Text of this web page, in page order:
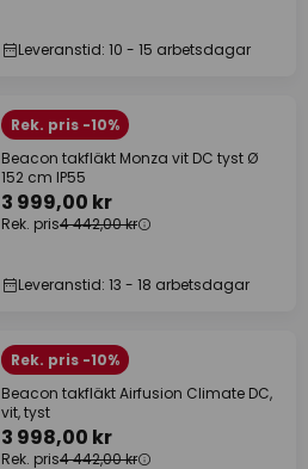
Leveranstid: 10 - 15 arbetsdagar
Rek. pris -10%
Beacon takfläkt Monza vit DC tyst Ø
152 cm IP55
3 999,00 kr
Rek. pris4 442,00 kr
Leveranstid: 13 - 18 arbetsdagar
Rek. pris -10%
Beacon takfläkt Airfusion Climate DC,
vit, tyst
3 998,00 kr
Rek. pris4 442,00 kr